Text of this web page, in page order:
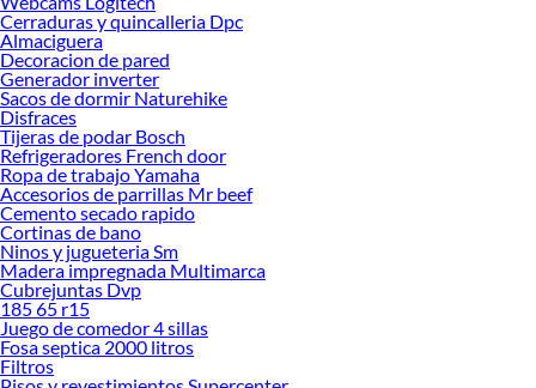
Encuentra todo lo necesario para tus proyectos de renovación y decoración.
¡Visítanos y haz tus ideas realidad!
Cerraduras y quincalleria Dpc
Almaciguera
Decoracion de pared
Generador inverter
Sacos de dormir Naturehike
Disfraces
Tijeras de podar Bosch
Refrigeradores French door
Ropa de trabajo Yamaha
Accesorios de parrillas Mr beef
Cemento secado rapido
Cortinas de bano
Ninos y jugueteria Sm
Madera impregnada Multimarca
Cubrejuntas Dvp
185 65 r15
Juego de comedor 4 sillas
Fosa septica 2000 litros
Filtros